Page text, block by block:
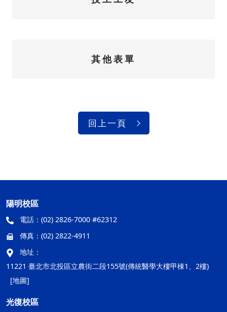
其他表單
回上一頁
陽明校區
電話： (02) 2826-7000 #62312
傳真： (02) 2822-4911
地址：
11221 臺北市北投區立農街二段155號(傳統醫學大樓甲棟1、2樓)
[地圖]
光復校區